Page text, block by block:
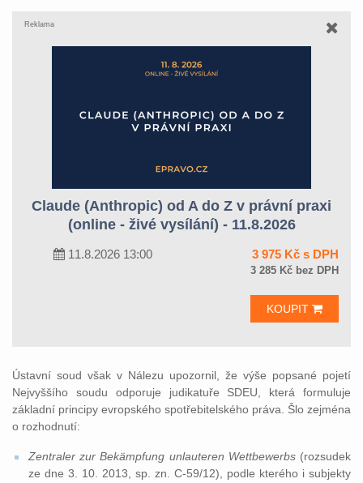
Reklama
Claude (Anthropic) od A do Z v právní praxi
(online - živé vysílání) - 11.8.2026
11.8.2026 13:00 3 975 Kč s DPH
3 285 Kč bez DPH
KOUPIT
Ústavní soud však v Nálezu upozornil, že výše popsané pojetí
Nejvyššího soudu odporuje judikatuře SDEU, která formuluje
základní principy evropského spotřebitelského práva. Šlo zejména
o rozhodnutí:
Zentraler zur Bekämpfung unlauteren Wettbewerbs (rozsudek
ze dne 3. 10. 2013, sp. zn. C-59/12), podle kterého i subjekty